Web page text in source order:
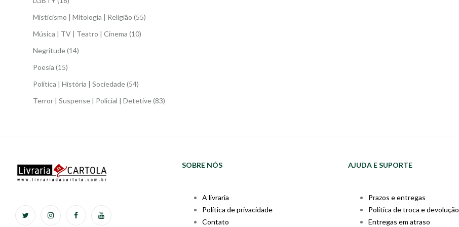
Misticismo | Mitologia | Religião (55)
Música | TV | Teatro | Cinema (10)
Negritude(14)
Poesia (15)
Política | História | Sociedade(54)
Terror | Suspense | Policial | Detetive(83)
SOBRE NÓS
A livraria
Política de privacidade
Contato
AJUDA E SUPORTE
Prazos e entregas
Política de troca e devolução
Entregas em atraso